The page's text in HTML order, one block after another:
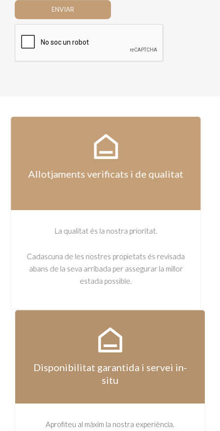
Allotjaments verificats i de qualitat
La qualitat és la nostra prioritat.
Cadascuna de les nostres propietats és revisada
abans de la seva arribada per assegurar la millor
estada possible.
Disponibilitat garantida i servei in-
situ
Aprofiteu al màxim la nostra experiència.